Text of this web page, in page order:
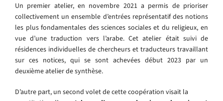
Un premier atelier, en novembre 2021 a permis de prioriser
collectivement un ensemble d’entrées représentatif des notions
les plus fondamentales des sciences sociales et du religieux, en
vue d’une traduction vers l’arabe. Cet atelier était suivi de
résidences individuelles de chercheurs et traducteurs travaillant
sur ces notices, qui se sont achevées début 2023 par un
deuxième atelier de synthèse.
D’autre part, un second volet de cette coopération visait la